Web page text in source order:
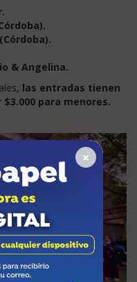
& Angelina.
las entradas tienen
para menores.
×